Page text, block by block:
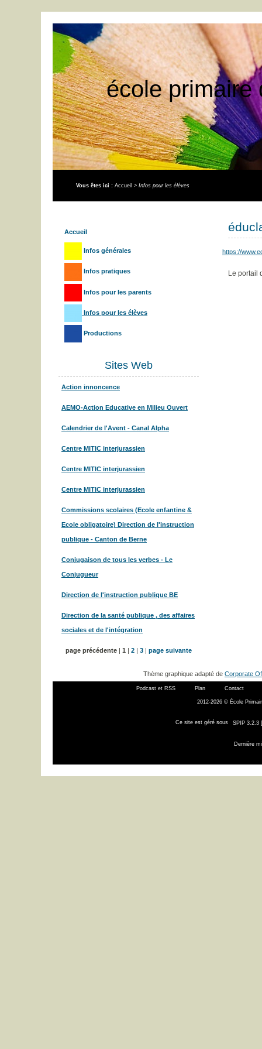
école primaire
Vous êtes ici : Accueil > Infos pour les élèves
Accueil
Infos générales
Infos pratiques
Infos pour les parents
Infos pour les élèves
Productions
Sites Web
Action innoncence
AEMO-Action Educative en Milieu Ouvert
Calendrier de l'Avent - Canal Alpha
Centre MITIC interjurassien
Centre MITIC interjurassien
Centre MITIC interjurassien
Commissions scolaires (Ecole enfantine &
Ecole obligatoire) Direction de l'instruction
publique - Canton de Berne
Conjugaison de tous les verbes - Le
Conjugueur
Direction de l'instruction publique BE
Direction de la santé publique , des affaires
sociales et de l'intégration
page précédente | 1 | 2 | 3 | page suivante
https://
Le portail
Thème graphique adapté de Corporate
Podcast et RSS Plan Contact
2012-2026 © École
Ce site est géré sous SPIP 3.2.3
Dernière